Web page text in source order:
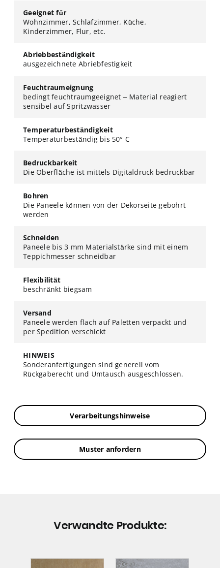
Geeignet für
Wohnzimmer, Schlafzimmer, Küche,
Kinderzimmer, Flur, etc.
Abriebbeständigkeit
ausgezeichnete Abriebfestigkeit
Feuchtraumeignung
bedingt feuchtraumgeeignet – Material reagiert
sensibel auf Spritzwasser
Temperaturbeständigkeit
Temperaturbeständig bis 50° C
Bedruckbarkeit
Die Oberfläche ist mittels Digitaldruck bedruckbar
Bohren
Die Paneele können von der Dekorseite gebohrt
werden
Schneiden
Paneele bis 3 mm Materialstärke sind mit einem
Teppichmesser schneidbar
Flexibilität
beschränkt biegsam
Versand
Paneele werden flach auf Paletten verpackt und
per Spedition verschickt
HINWEIS
Sonderanfertigungen sind generell vom
Rückgaberecht und Umtausch ausgeschlossen.
Verarbeitungshinweise
Muster anfordern
Verwandte Produkte: